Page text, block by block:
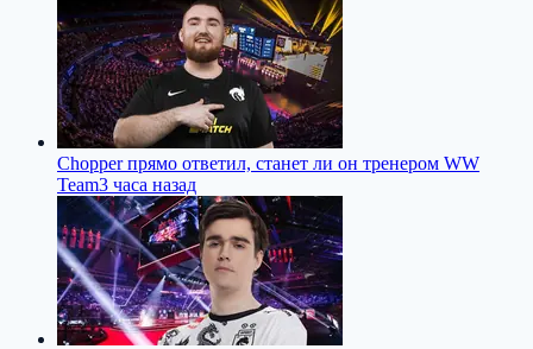
Chopper прямо ответил, станет ли он тренером WW
Team3 часа назад